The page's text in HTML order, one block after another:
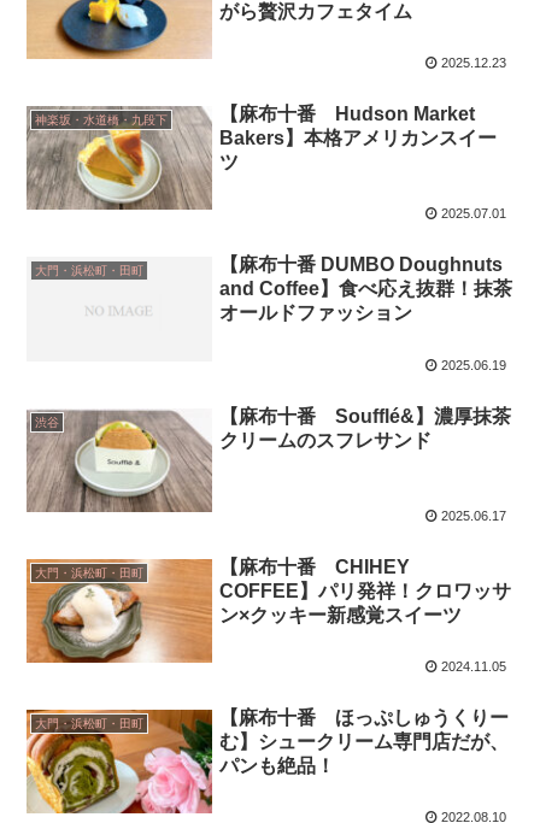
がら贅沢カフェタイム
2025.12.23
神楽坂・水道橋・九段下
【麻布十番 Hudson Market
Bakers】本格アメリカンスイー
ツ
2025.07.01
大門・浜松町・田町
【麻布十番 DUMBO Doughnuts
and Coffee】食べ応え抜群！抹茶
オールドファッション
2025.06.19
渋谷
【麻布十番 Soufflé&】濃厚抹茶
クリームのスフレサンド
2025.06.17
大門・浜松町・田町
【麻布十番 CHIHEY
COFFEE】パリ発祥！クロワッサ
ン×クッキー新感覚スイーツ
2024.11.05
大門・浜松町・田町
【麻布十番 ほっぷしゅうくりー
む】シュークリーム専門店だが、
パンも絶品！
2022.08.10